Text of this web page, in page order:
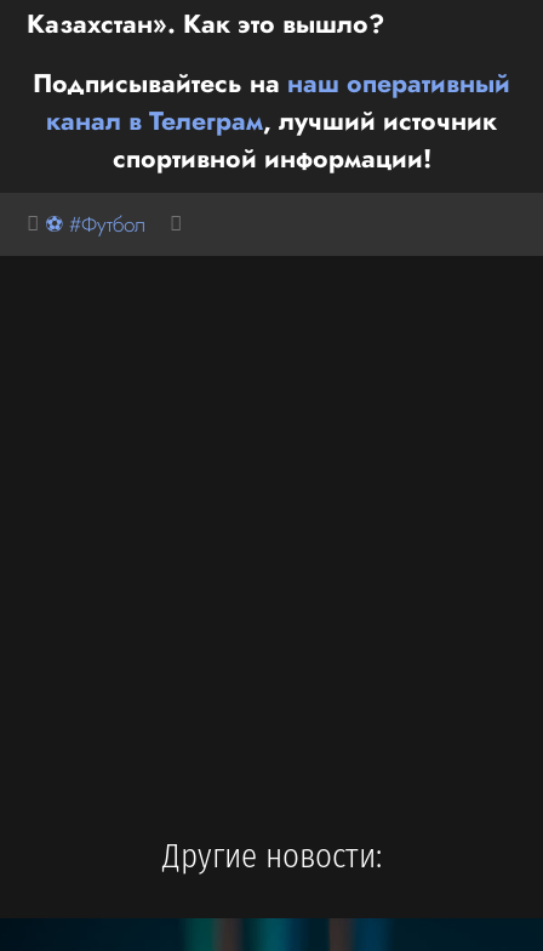
Казахстан». Как это вышло?
Подписывайтесь на наш оперативный
канал в Телеграм, лучший источник
спортивной информации!
⚽ #Футбол
Другие новости: